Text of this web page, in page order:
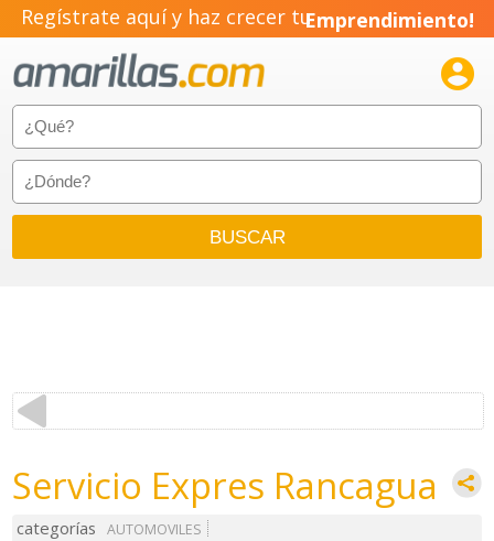
Regístrate aquí y haz crecer tuEmprendimiento!

Servicio Expres Rancagua
categorías
AUTOMOVILES